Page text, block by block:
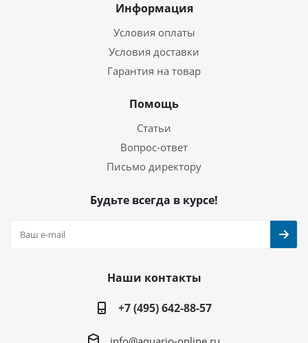
Информация
Условия оплаты
Условия доставки
Гарантия на товар
Помощь
Статьи
Вопрос-ответ
Письмо директору
Будьте всегда в курсе!
Наши контакты
+7 (495) 642-88-57